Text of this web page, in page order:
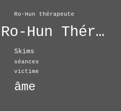
Ro-Hun thérapeute
Ro-Hun Thérapie
Skims
séances
victime
âme